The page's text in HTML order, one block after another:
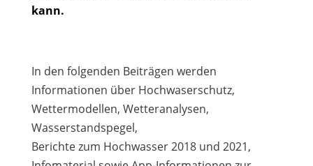
kann.
In den folgenden Beiträgen werden
Informationen über Hochwaserschutz,
Wettermodellen, Wetteranalysen,
Wasserstandspegel,
Berichte zum Hochwasser 2018 und 2021,